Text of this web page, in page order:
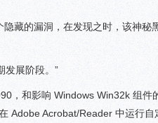
藏的漏洞，在发现之时，该神秘
发展阶段。”
，和影响 Windows Win32k 组件
Adobe Acrobat/Reader 中运行自